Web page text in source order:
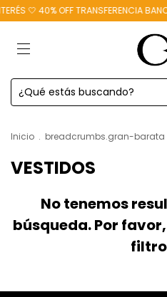
🤍 40% OFF TRANSFERENCIA
Inicio . breadcrumbs.gran-barata
VESTIDOS
No tenemos
búsqueda. Por